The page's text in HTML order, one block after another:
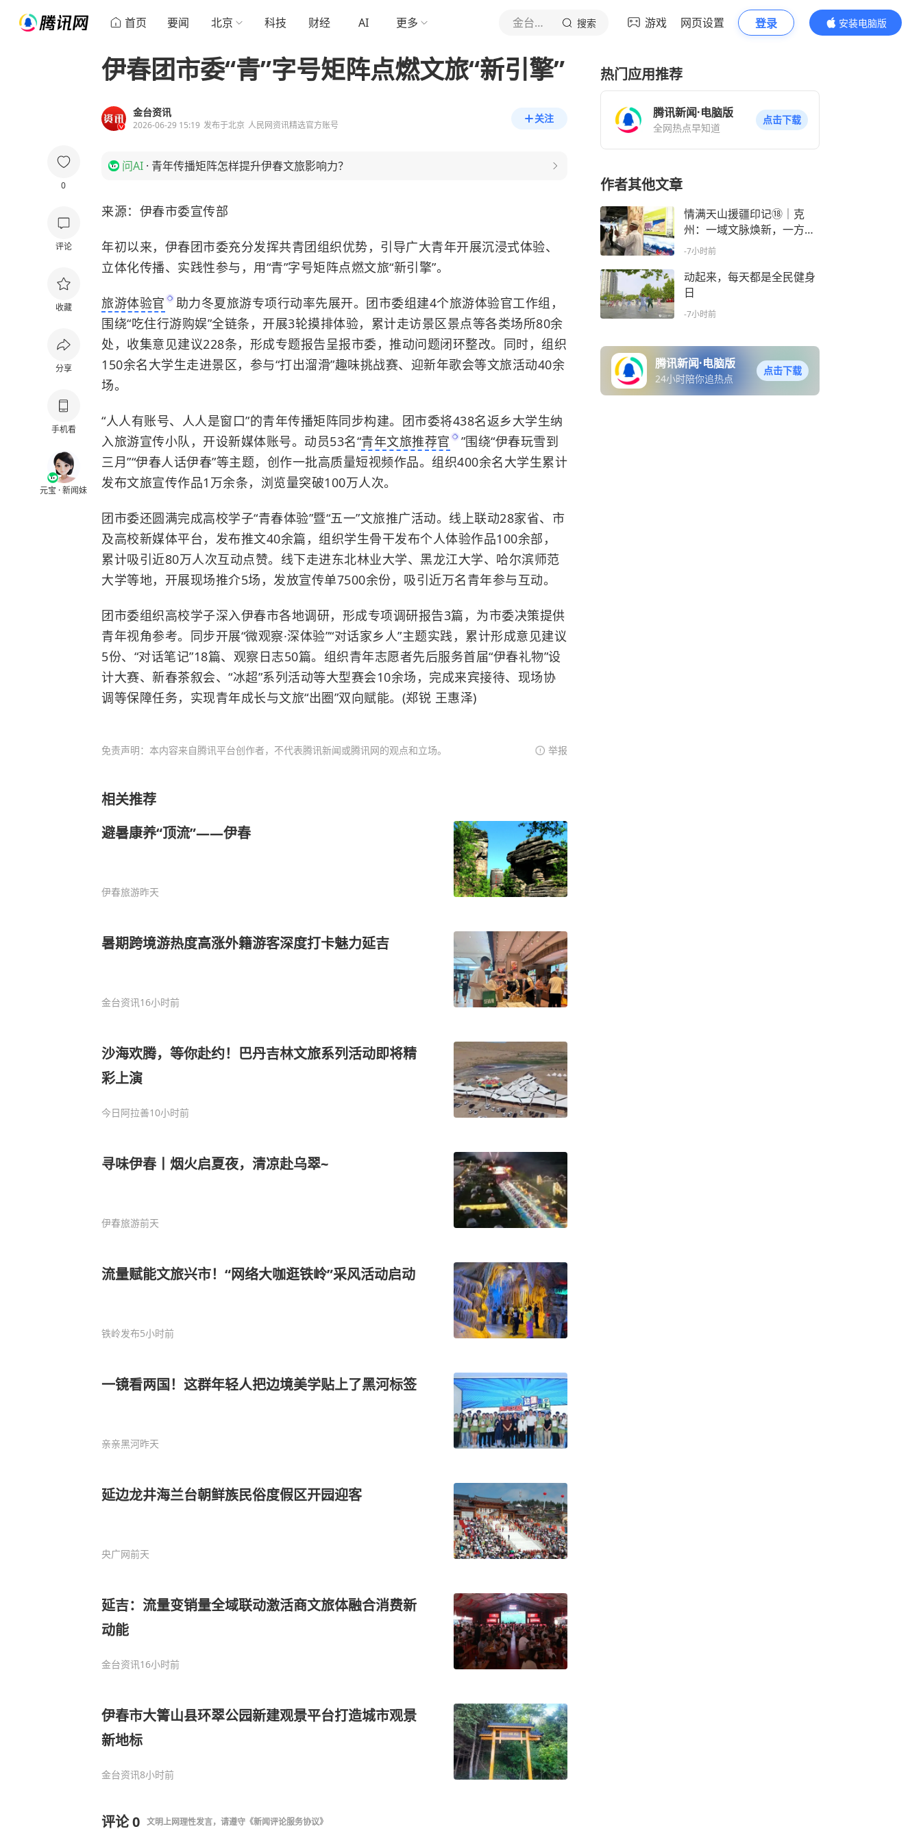
首页 要闻 北京 科技 财经 AI 更多 金台资讯 搜索 游戏 网页设置 登录
安装电脑版
内容更精彩
0
评论
收藏
分享
手机看
元宝 · 新闻妹
伊春团市委“青”字号矩阵点燃文旅“新引擎”
金台资讯
2026-06-29 15:19 发布于北京 人民网资讯精选官方账号
关注
问AI · 青年传播矩阵怎样提升伊春文旅影响力？
来源：伊春市委宣传部
年初以来，伊春团市委充分发挥共青团组织优势，引导广大青年开展沉浸式体验、
立体化传播、实践性参与，用“青”字号矩阵点燃文旅“新引擎”。
旅游体验官
助力冬夏旅游专项行动率先展开。团市委组建4个旅游体验官工作组，
围绕“吃住行游购娱”全链条，开展3轮摸排体验，累计走访景区景点等各类场所80余
处，收集意见建议228条，形成专题报告呈报市委，推动问题闭环整改。同时，组织
150余名大学生走进景区，参与“打出溜滑”趣味挑战赛、迎新年歌会等文旅活动40余
场。
“人人有账号、人人是窗口”的青年传播矩阵同步构建。团市委将438名返乡大学生纳
入旅游宣传小队，开设新媒体账号。动员53名“青年文旅推荐官
”围绕“伊春玩雪到
三月”“伊春人话伊春”等主题，创作一批高质量短视频作品。组织400余名大学生累计
发布文旅宣传作品1万余条，浏览量突破100万人次。
团市委还圆满完成高校学子“青春体验”暨“五一”文旅推广活动。线上联动28家省、市
及高校新媒体平台，发布推文40余篇，组织学生骨干发布个人体验作品100余部，
累计吸引近80万人次互动点赞。线下走进东北林业大学、 黑龙江大学、 哈尔滨师范
大学等地，开展现场推介5场，发放宣传单7500余份，吸引近万名青年参与互动。
团市委组织高校学子深入伊春市各地调研，形成专项调研报告3篇，为市委决策提供
青年视角参考。同步开展“微观察·深体验”“对话家乡人”主题实践，累计形成意见建议
5份、“对话笔记”18篇、观察日志50篇。组织青年志愿者先后服务首届“伊春礼物”设
计大赛、新春茶叙会、“冰超”系列活动等大型赛会10余场，完成来宾接待、现场协
调等保障任务，实现青年成长与文旅“出圈”双向赋能。(郑锐 王惠泽)
免责声明：本内容来自腾讯平台创作者，不代表腾讯新闻或腾讯网的观点和立场。 举报
相关推荐
避暑康养“顶流”——伊春
伊春旅游昨天
暑期跨境游热度高涨外籍游客深度打卡魅力延吉
金台资讯16小时前
沙海欢腾，等你赴约！巴丹吉林文旅系列活动即将精
彩上演
今日阿拉善10小时前
寻味伊春丨烟火启夏夜，清凉赴乌翠~
伊春旅游前天
流量赋能文旅兴市！“网络大咖逛铁岭”采风活动启动
铁岭发布5小时前
一镜看两国！这群年轻人把边境美学贴上了黑河标签
亲亲黑河昨天
延边龙井海兰台朝鲜族民俗度假区开园迎客
央广网前天
延吉：流量变销量全域联动激活商文旅体融合消费新
动能
金台资讯16小时前
伊春市大箐山县环翠公园新建观景平台打造城市观景
新地标
金台资讯8小时前
评论0 文明上网理性发言，请遵守 《新闻评论服务协议》
热门应用推荐
腾讯新闻·电脑版
全网热点早知道
点击下载
作者其他文章
情满天山援疆印记⑱｜克
州：一域文脉焕新，一方精
神传承
-7小时前
动起来，每天都是全民健身
日
-7小时前
腾讯新闻·电脑版
24小时陪你追热点
点击下载